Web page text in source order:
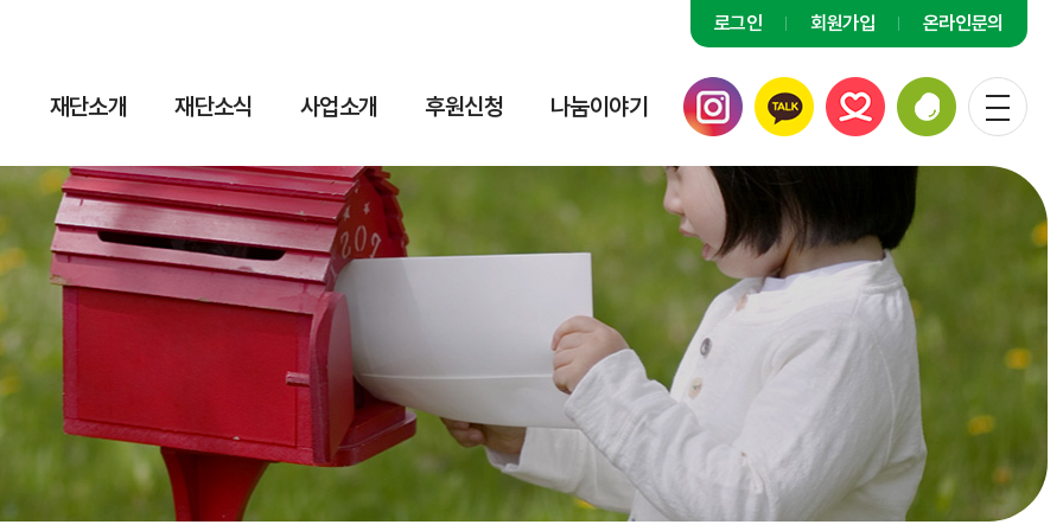
로그인 회원가입 온라인문의
재단소개 재단소식 사업소개 후원신청 나눔이야기